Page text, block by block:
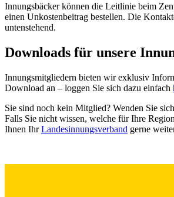
Innungsbäcker können die Leitlinie beim
einen Unkostenbeitrag bestellen. Die
untenstehend.
Downloads für unsere
Innungsmitgliedern bieten wir exklusiv
Download an – loggen Sie sich dazu einfach
Sie sind noch kein Mitglied? Wenden Sie
Falls Sie nicht wissen, welche für Ihre
Ihnen IhrLandesinnungsverband gerne